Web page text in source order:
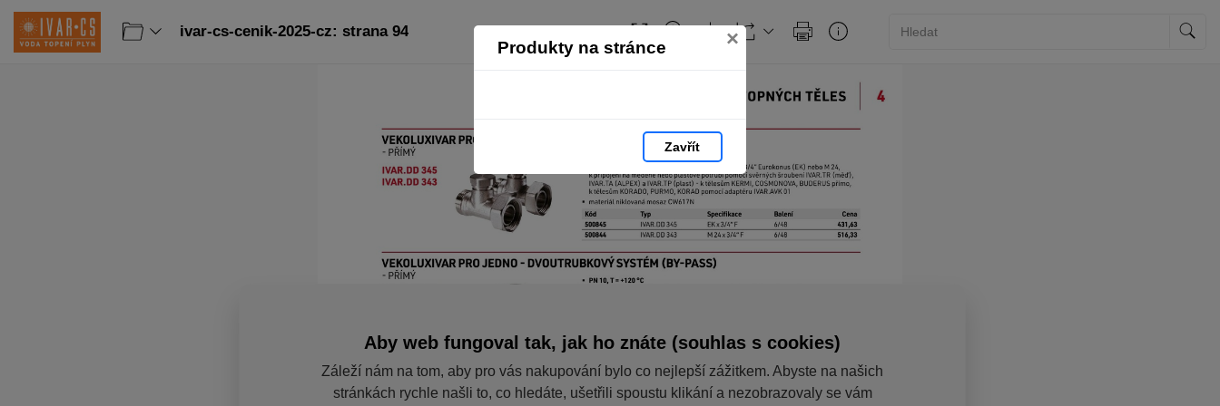
Produkty na stránce ×
Zavřít
ivar-cs-cenik-2025-cz: strana 94
Aby web fungoval tak, jak ho znáte (souhlas s cookies)
Záleží nám na tom, aby pro vás nakupování bylo co nejlepší zážitkem. Abyste na našich
stránkách rychle našli to, co hledáte, ušetřili spoustu klikání a nezobrazovaly se vám